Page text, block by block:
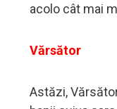
acolo cât mai
Vărsător
Astăzi,